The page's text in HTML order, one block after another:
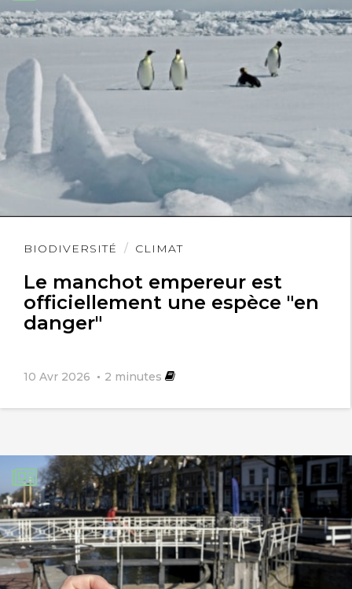
qu’on appelle un trafic d’influence. C’est
puni par la Loi de plusieurs années de
prison.
BIODIVERSITÉ CLIMAT
Le manchot empereur est
officiellement une espèce "en
danger"
10 Avr 2026 2 minutes
Lire